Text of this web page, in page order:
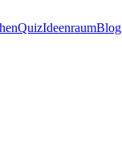
QuizIdeenraumBlog